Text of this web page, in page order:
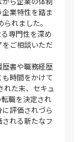
業特性を踏ま
れました。
専門性を深め
ご相談いただ
書や職務経歴
時間をかけて
れた末、セキュ
職を決定され
評価されづら
れる新たなフ